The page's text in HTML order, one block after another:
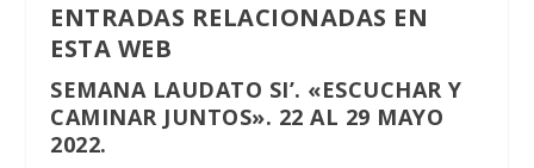
ENTRADAS RELACIONADAS EN
ESTA WEB
SEMANA LAUDATO SI’. «ESCUCHAR Y
CAMINAR JUNTOS». 22 AL 29 MAYO
2022.